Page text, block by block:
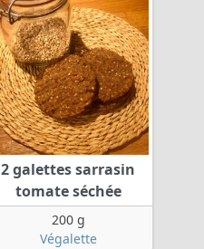
2 galettes sarrasin
tomate séchée
200 g
Végalette